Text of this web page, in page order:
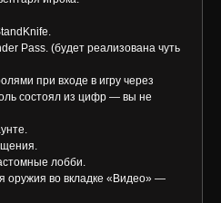
Pass. (будет реализована чуть
при входе в игру через
состоял из цифр — вы не
лобби.
оружия во вкладке «Видео» —